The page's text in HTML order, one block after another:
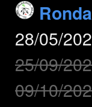
28/05/
25/09/
09/10/